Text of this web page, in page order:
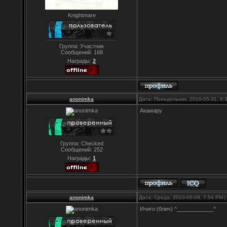
Knightmare
Группа: Участник
Сообщений: 168
Награды: 2
anonimka Дата: Понедельник, 2010-05-31,
Группа: Checked
Сообщений: 252
Награды: 1
Акамару
anonimka Дата: Среда, 2010-06-09, 7:54
Ичиго (блич) ^____________^